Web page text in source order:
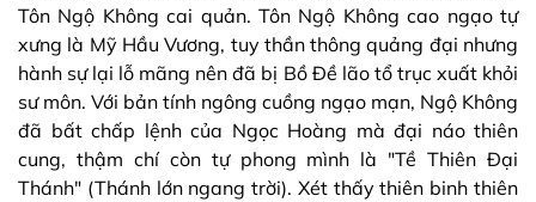
Tôn Ngộ Không cai quản. Tôn Ngộ Không cao ngạo tự
xưng là Mỹ Hầu Vương, tuy thần thông quảng đại nhưng
hành sự lại lỗ mãng nên đã bị Bồ Đề lão tổ trục xuất khỏi
sư môn. Với bản tính ngông cuồng ngạo mạn, Ngộ Không
đã bất chấp lệnh của Ngọc Hoàng mà đại náo thiên
cung, thậm chí còn tự phong mình là "Tề Thiên Đại
Thánh" (Thánh lớn ngang trời). Xét thấy thiên binh thiên